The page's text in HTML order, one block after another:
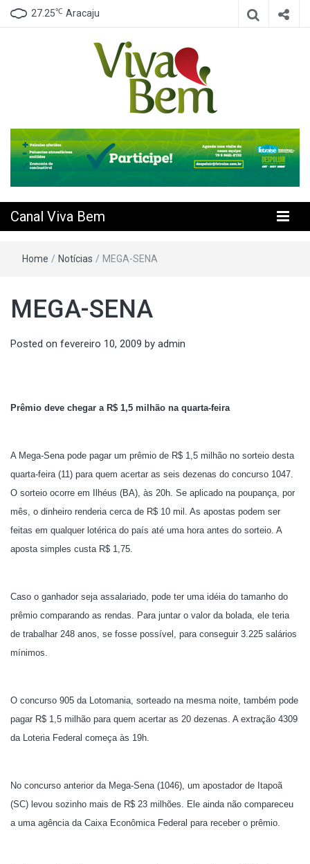
27.25℃ Aracaju
Canal Viva
Bem
Canal Viva Bem
Home / Notícias / MEGA-SENA
MEGA-SENA
Posted on fevereiro 10, 2009 by admin
Prêmio deve chegar a R$ 1,5 milhão na quarta-feira
A Mega-Sena pode pagar um prêmio de R$ 1,5 milhão no sorteio desta
quarta-feira (11) para quem acertar as seis dezenas do concurso 1047.
O sorteio ocorre em Ilhéus (BA), às 20h. Se aplicado na poupança, por
mês, o dinheiro renderia cerca de R$ 10 mil. As apostas podem ser
feitas em qualquer lotérica do país até uma hora antes do sorteio. A
aposta simples custa R$ 1,75.
Caso o ganhador seja assalariado, pode ter uma idéia do tamanho do
prêmio comparando as rendas. Para juntar o valor da bolada, ele teria
de trabalhar 248 anos, se fosse possível, para conseguir 3.225 salários
mínimos.
O concurso 905 da Lotomania, sorteado na mesma noite, também pode
pagar R$ 1,5 milhão para quem acertar as 20 dezenas. A extração 4309
da Loteria Federal começa às 19h.
No concurso anterior da Mega-Sena (1046), um apostador de Itapoã
(SC) levou sozinho mais de R$ 23 milhões. Ele ainda não compareceu
a uma agência da Caixa Econômica Federal para receber o prêmio.